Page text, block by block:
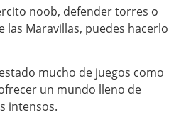
noob, defender torres o
las Maravillas, puedes hacerlo
mucho de juegos como
un mundo lleno de
intensos.